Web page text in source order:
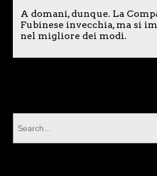
A domani, dunque. La
Fubinese invecchia, ma si
nel migliore dei modi.